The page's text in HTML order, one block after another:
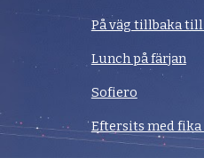
På väg tillbaka
Lunch på färjan
Sofiero
Eftersits med fika